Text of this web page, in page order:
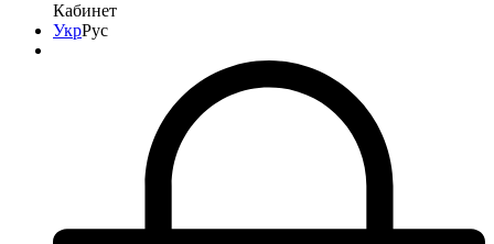
Кабинет
УкрРус